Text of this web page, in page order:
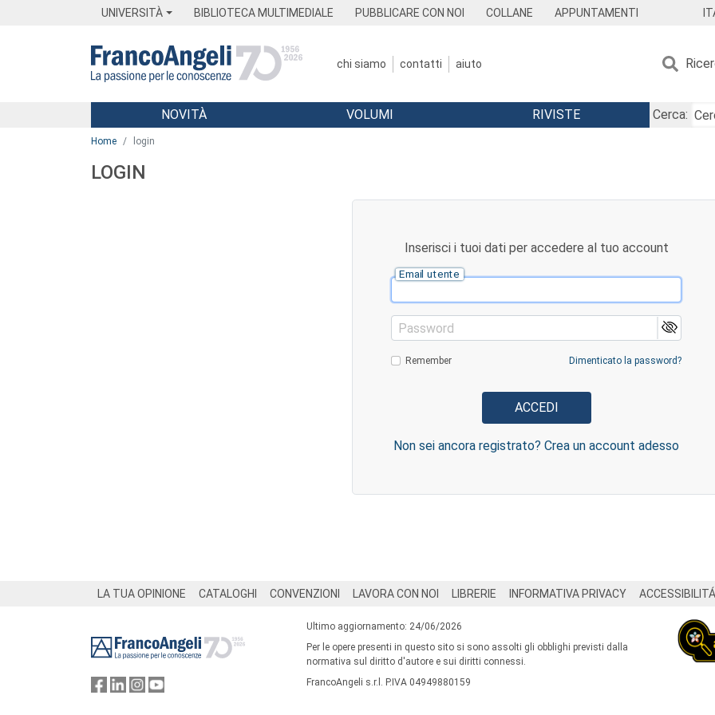
UNIVERSITÀ BIBLIOTECA MULTIMEDIALE PUBBLICARE CON NOI COLLANE APPUNTAMENTI
chi siamo contatti aiuto
Menu
NOVITÀ VOLUMI RIVISTE
Cerca:
Home login
LOGIN
Inserisci i tuoi dati per accedere al tuo account
Email utente
Password
Remember Dimenticato la password?
Non sei ancora registrato? Crea un account adesso
LA TUA OPINIONE CATALOGHI CONVENZIONI LAVORA CON NOI LIBRERIE INFORMATIVA PRIVACY ACCESSIBILITÁ
Ultimo aggiornamento: 24/06/2026
Per le opere presenti in questo sito si sono assolti gli obblighi previsti dalla
normativa sul diritto d'autore e sui diritti connessi.
FrancoAngeli s.r.l. P.IVA 04949880159